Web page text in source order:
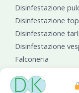
Disinfestazione
Disinfestazione
Disinfestazione
Disinfestazione
Falconeria
Sanificazioni